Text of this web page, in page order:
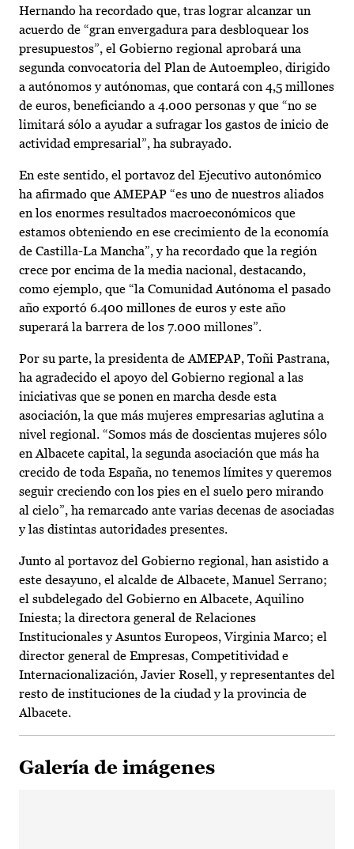
Hernando ha recordado que, tras lograr alcanzar un
acuerdo de “gran envergadura para desbloquear los
presupuestos”, el Gobierno regional aprobará una
segunda convocatoria del Plan de Autoempleo, dirigido
a autónomos y autónomas, que contará con 4,5 millones
de euros, beneficiando a 4.000 personas y que “no se
limitará sólo a ayudar a sufragar los gastos de inicio de
actividad empresarial”, ha subrayado.
En este sentido, el portavoz del Ejecutivo autonómico
ha afirmado que AMEPAP “es uno de nuestros aliados
en los enormes resultados macroeconómicos que
estamos obteniendo en ese crecimiento de la economía
de Castilla-La Mancha”, y ha recordado que la región
crece por encima de la media nacional, destacando,
como ejemplo, que “la Comunidad Autónoma el pasado
año exportó 6.400 millones de euros y este año
superará la barrera de los 7.000 millones”.
Por su parte, la presidenta de AMEPAP, Toñi Pastrana,
ha agradecido el apoyo del Gobierno regional a las
iniciativas que se ponen en marcha desde esta
asociación, la que más mujeres empresarias aglutina a
nivel regional. “Somos más de doscientas mujeres sólo
en Albacete capital, la segunda asociación que más ha
crecido de toda España, no tenemos límites y queremos
seguir creciendo con los pies en el suelo pero mirando
al cielo”, ha remarcado ante varias decenas de asociadas
y las distintas autoridades presentes.
Junto al portavoz del Gobierno regional, han asistido a
este desayuno, el alcalde de Albacete, Manuel Serrano;
el subdelegado del Gobierno en Albacete, Aquilino
Iniesta; la directora general de Relaciones
Institucionales y Asuntos Europeos, Virginia Marco; el
director general de Empresas, Competitividad e
Internacionalización, Javier Rosell, y representantes del
resto de instituciones de la ciudad y la provincia de
Albacete.
Galería de imágenes